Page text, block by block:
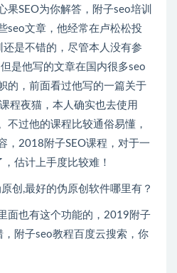
心果SEO为你解答，附子seo培训
seo文章，他经常在卢松松投
还是不错的，尽管本人没有参
，但是他写的文章在国内很多seo
，前面看过他写的一篇关于
程夜猫，本人确实也去使用
不过他的课程比较通俗易懂，
，2018附子SEO课程，对于一
估计上手度比较难！
好的伪原创软件哪里有？
有这个功能的，2019附子
，附子seo教程百度云搜索，你